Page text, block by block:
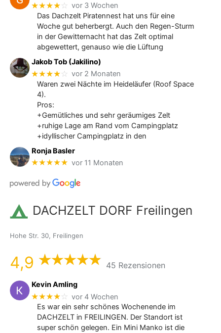
★★★★☆ vor 3 Wochen
Das Dachzelt Piratennest hat uns für eine
Woche gut beherbergt. Auch den Regen-Sturm
in der Gewitternacht hat das Zelt optimal
abgewettert, genauso wie die Lüftung
Jakob Tob (Jakilino)
★★★★☆ vor 2 Monaten
Waren zwei Nächte im Heideläufer (Roof Space
4).
Pros:
+Gemütliches und sehr geräumiges Zelt
+ruhige Lage am Rand vom Campingplatz
+idyllischer Campingplatz in den
Ronja Basler
★★★★★ vor 11 Monaten
DACHZELT DORF Freilingen
Hohe Str. 30, Freilingen
4,9 45 Rezensionen
Kevin Amling
★★★★☆ vor 4 Wochen
Es war ein sehr schönes Wochenende im
DACHZELT in FREILINGEN. Der Standort ist
super schön gelegen. Ein Mini Manko ist die